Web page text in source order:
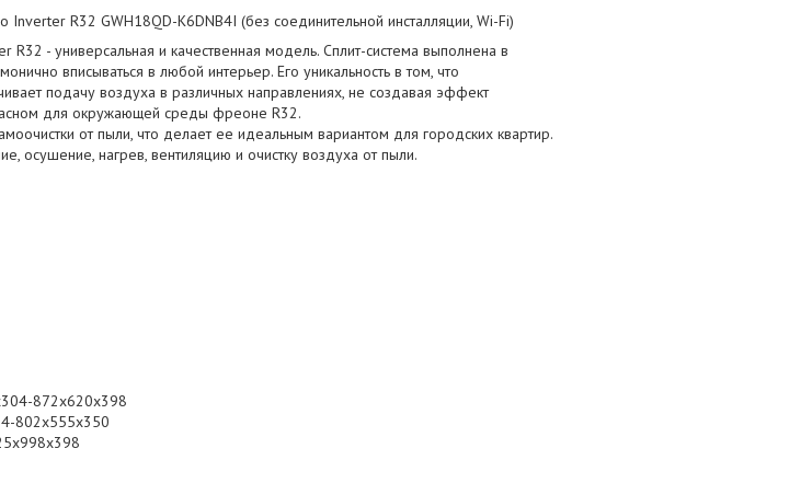
R32 GWH18QD-K6DNB4I (без соединительной инсталляции, Wi-Fi)
R32 - универсальная и качественная модель. Сплит-система выполнена в
вписываться в любой интерьер. Его уникальность в том, что
подачу воздуха в различных направлениях, не создавая эффект
для окружающей среды фреоне R32.
от пыли, что делает ее идеальным вариантом для городских квартир.
осушение, нагрев, вентиляцию и очистку воздуха от пыли.
872x620x398
802x555x350